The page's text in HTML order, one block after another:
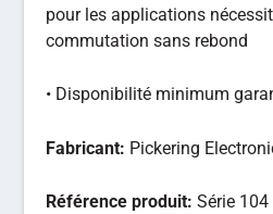
pour les applications
commutation sans rebond
• Disponibilité minimum
Fabricant: Pickering
Référence produit:Série 104